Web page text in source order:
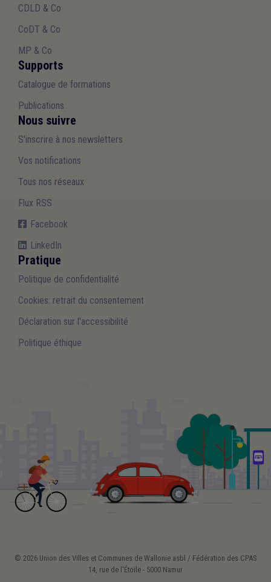
CDLD & Co
CoDT & Co
MP & Co
Supports
Catalogue de formations
Publications
Nous suivre
S'inscrire à nos newsletters
Vos notifications
Tous nos réseaux
Flux RSS
Facebook
LinkedIn
Pratique
Politique de confidentialité
Cookies: retrait du consentement
Déclaration sur l'accessibilité
Politique éthique
© 2026 Union des Villes et Communes de Wallonie asbl / Fédération des CPAS
14, rue de l'Étoile - 5000 Namur